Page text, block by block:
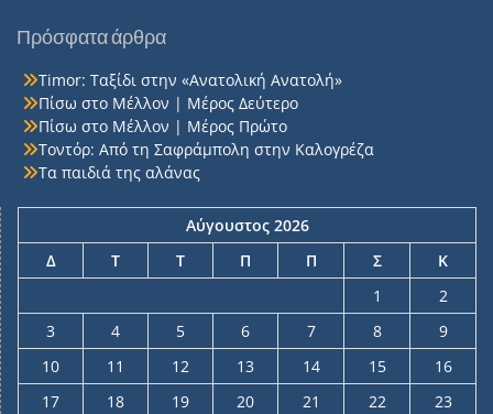
Πρόσφατα άρθρα
Timor: Ταξίδι στην «Ανατολική Ανατολή»
Πίσω στο Μέλλον | Μέρος Δεύτερο
Πίσω στο Μέλλον | Μέρος Πρώτο
Τοντόρ: Από τη Σαφράμπολη στην Καλογρέζα
Τα παιδιά της αλάνας
Αύγουστος 2026
Δ
Τ Τ Π Π Σ
Κ
1
2
3
4 5 6 7 8
9
10
11 12 13 14 15
16
17
18 19 20 21 22
23